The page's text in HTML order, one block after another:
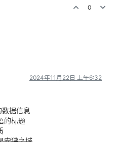
0
2024年11月22日 上午6:32
据信息
的标题